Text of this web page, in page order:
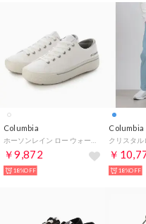
Columbia
￥9,872
18%OFF
Columbia
￥
18%OFF